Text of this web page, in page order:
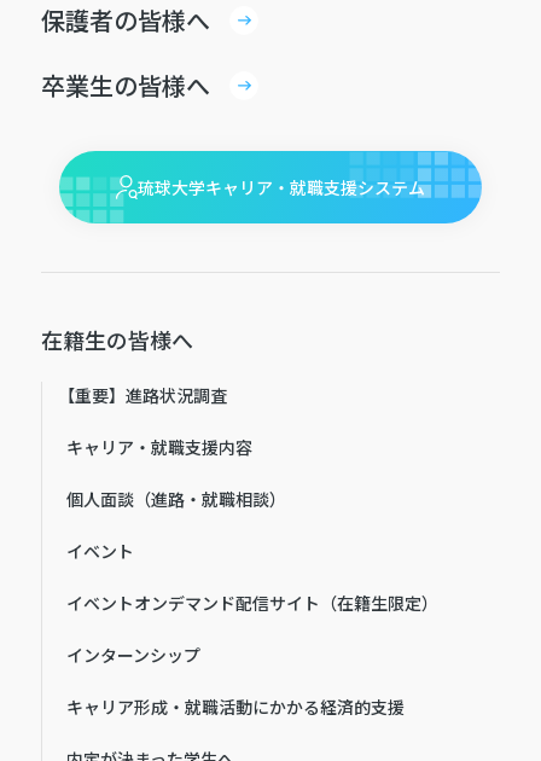
保護者の皆様へ
卒業生の皆様へ
琉球大学キャリア・就職支援システム
在籍生の皆様へ
【重要】進路状況調査
キャリア・就職支援内容
個人面談（進路・就職相談）
イベント
イベントオンデマンド配信サイト（在籍生限定）
インターンシップ
キャリア形成・就職活動にかかる経済的支援
イベント 教員 1 教員対策講座
うりずん
履歴書